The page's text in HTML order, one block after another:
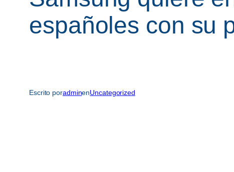
españoles con su
Escrito poradminenUncategorized